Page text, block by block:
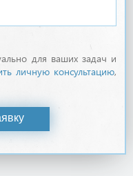
для ваших задач и
личную консультацию,